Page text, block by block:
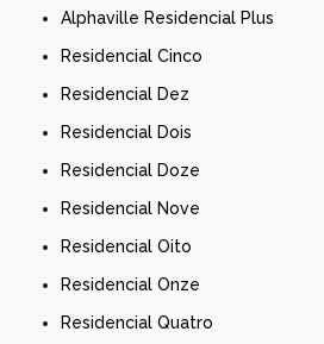
Alphaville Residencial Plus
Residencial Cinco
Residencial Dez
Residencial Dois
Residencial Doze
Residencial Nove
Residencial Oito
Residencial Onze
Residencial Quatro